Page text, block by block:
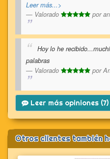
Leer más...>
Valorado
por
Hoy lo he
palabras
Valorado
por
Leer más opiniones (7)
Otros clientes también